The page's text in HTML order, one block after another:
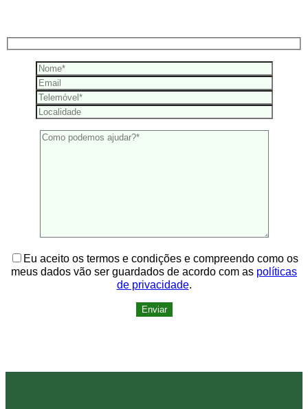
Eu aceito os termos e condições e compreendo como os
meus dados vão ser guardados de acordo com as políticas
de privacidade.